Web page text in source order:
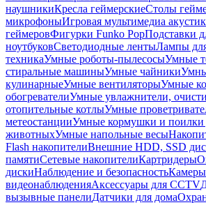
наушникиКресла геймерскиеСтолы
микрофоныИгровая мультимедиа
геймеровФигурки Funko PopПодставки
ноутбуковСветодиодные лентыЛампы
техникаУмные роботы-пылесосыУмные
стиральные машиныУмные чайники
кулинарныеУмные вентиляторыУмные
обогревателиУмные увлажнители,
отопительные котлыУмные
метеостанцииУмные кормушки и поилки
животныхУмные напольные весы
Flash накопителиВнешние HDD, SSD
памятиСетевые накопителиКартридеры
дискиНаблюдение и безопасностьКамеры
видеонаблюденияАксессуары для CCTV
вызывные панелиДатчики для дома